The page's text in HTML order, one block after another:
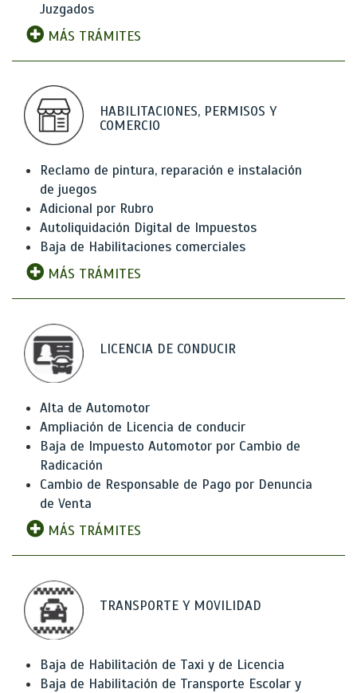
Juzgados
MÁS TRÁMITES
HABILITACIONES, PERMISOS Y
COMERCIO
Reclamo de pintura, reparación e instalación
de juegos
Adicional por Rubro
Autoliquidación Digital de Impuestos
Baja de Habilitaciones comerciales
MÁS TRÁMITES
LICENCIA DE CONDUCIR
Alta de Automotor
Ampliación de Licencia de conducir
Baja de Impuesto Automotor por Cambio de
Radicación
Cambio de Responsable de Pago por Denuncia
de Venta
MÁS TRÁMITES
TRANSPORTE Y MOVILIDAD
Baja de Habilitación de Taxi y de Licencia
Baja de Habilitación de Transporte Escolar y